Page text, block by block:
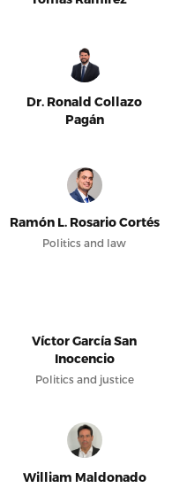
Dr. Ronald Collazo
Pagán
Ramón L. Rosario Cortés
Politics and law
Víctor García San
Inocencio
Politics and justice
William Maldonado